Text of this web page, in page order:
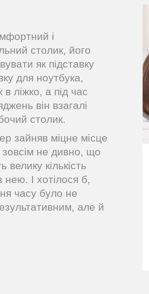
і
столик, його
як підставку
для ноутбука,
в ліжко, а під час
він взагалі
столик.
зайняв міцне місце
не дивно, що
кількість
нею. І хотілося б,
часу було не
але й